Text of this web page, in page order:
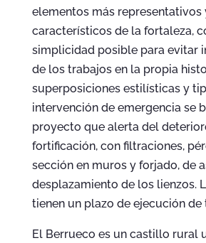
elementos más representativos
característicos de la fortaleza,
simplicidad posible para evitar
de los trabajos en la propia
superposiciones estilísticas y
intervención de emergencia se
proyecto que alerta del
fortificación, con filtraciones,
sección en muros y forjado, de
desplazamiento de los lienzos.
tienen un plazo de ejecución de
El Berrueco es un castillo rural